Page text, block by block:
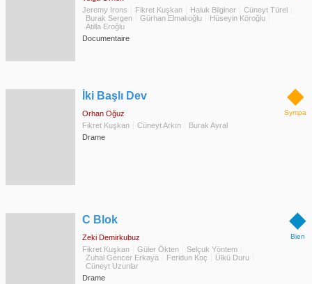
Jeremy Irons
Fikret Kuşkan Haluk Bilginer
Cüneyt Türel
Burak Sergen
Gürhan Elmalıoğlu
Hüseyin Köroğlu
Atilla Eroğlu
Documentaire
◆
Sympa
İki Başlı Dev
Orhan Oğuz
Fikret Kuşkan
Cüneyt Arkın
Burak Ayral
Drame
◆
Bien
C Blok
Zeki Demirkubuz
Fikret Kuşkan
Güler Ökten
Selçuk Yöntem
Zuhal Gencer Erkaya
Feridun Koç
Ülkü Duru
Cüneyt Uzunlar
Drame